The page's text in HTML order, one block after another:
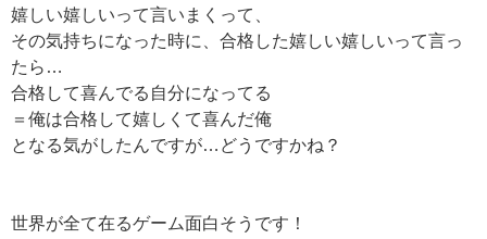
嬉しい嬉しいって言いまくって、
その気持ちになった時に、合格した嬉しい嬉しいって言っ
たら…
合格して喜んでる自分になってる
＝俺は合格して嬉しくて喜んだ俺
となる気がしたんですが…どうですかね？
世界が全て在るゲーム面白そうです！